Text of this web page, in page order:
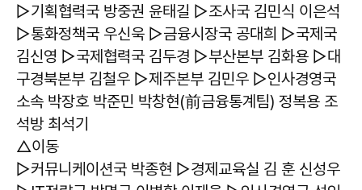
▷기획협력국 방중권 윤태길 ▷조사국 김민식 이은석
▷통화정책국 우신욱 ▷금융시장국 공대희 ▷국제국
김신영 ▷국제협력국 김두경 ▷부산본부 김화용 ▷대
구경북본부 김철우 ▷제주본부 김민우 ▷인사경영국
소속 박장호 박준민 박창현(前금융통계팀) 정복용 조
석방 최석기
△이동
▷커뮤니케이션국 박종현 ▷경제교육실 김 훈 신성우